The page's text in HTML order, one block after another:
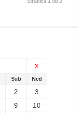
»
Sub Ned
2
3
9
10